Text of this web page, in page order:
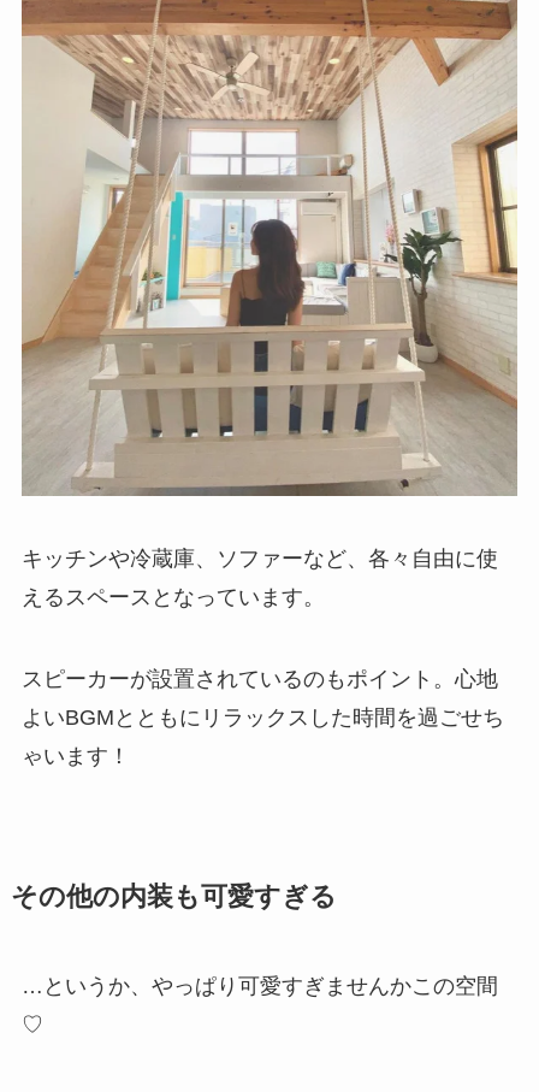
キッチンや冷蔵庫、ソファーなど、各々自由に使
えるスペースとなっています。
スピーカーが設置されているのもポイント。心地
よいBGMとともにリラックスした時間を過ごせち
ゃいます！
その他の内装も可愛すぎる
…というか、やっぱり可愛すぎませんかこの空間
♡